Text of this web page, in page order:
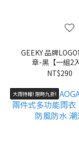
GEEKY 品牌
章-黑【一組2入
NT$290
大雨特報! 限時九折!